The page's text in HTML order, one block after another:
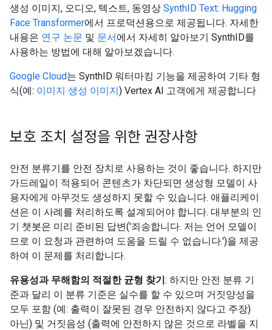
생성 이미지, 오디오, 텍스트, 동영상 SynthID Text: Hugging
Face Transformer에서 프로덕션용으로 제공됩니다. 자세한
내용은 연구 논문 및 문서에서 자세히 알아보기 SynthID를
사용하는 방법에 대해 알아보겠습니다.
Google Cloud는 SynthID 워터마킹 기능을 제공하여 기타 형
식(예: 이미지 생성 이미지) Vertex AI 고객에게 제공합니다
보호 조치 설정을 위한 권장사항
안전 분류기를 안전 장치로 사용하는 것이 좋습니다. 하지만
가드레일이 적용되어 콘텐츠가 차단되면 생성형 모델이 사
용자에게 아무것도 생성하지 못할 수 있습니다. 애플리케이
션은 이 사례를 처리하도록 설계되어야 합니다. 대부분의 인
기 챗봇은 미리 준비된 답변('죄송합니다. 저는 언어 모델이
므로 이 요청과 관련하여 도움을 드릴 수 없습니다.')을 제공
하여 이 문제를 처리합니다.
유용성과 무해함의 적절한 균형 찾기: 하지만 안전 분류 기
준과 달리 이 분류 기준은 실수를 할 수 있으며 거짓양성을
모두 포함 (예: 출력이 잘못된 경우 안전하지 않다고 주장)
아닌) 및 거짓음성 (출력에 안전하지 않은 것으로 라벨을 지